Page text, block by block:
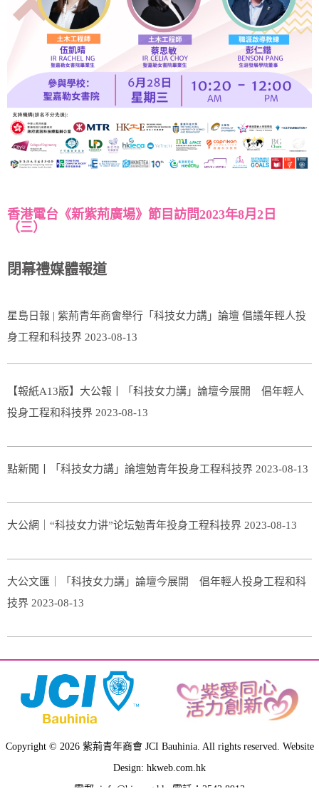
香港電台《新紫荊廣場》節目訪問2023年8月2日
（三）
閉幕禮媒體報道
星島日報 | 紫荊青年商會舉行「科技女力講」論壇 倡議年輕人投
身工程和科技界 2023-08-13
【報紙A13版】大公報丨「科技女力講」論壇今展開 倡年輕人
投身工程和科技界 2023-08-13
點新聞丨「科技女力講」論壇勉青年投身工程科技界 2023-08-13
大公網｜“科技女力讲”论坛勉青年投身工程科技界 2023-08-13
大公文匯｜「科技女力講」論壇今展開 倡年輕人投身工程和科
技界 2023-08-13
Copyright © 2026 紫荊青年商會 JCI Bauhinia. All rights reserved. Website
Design: hkweb.com.hk
電郵: info@bjc.org.hk
, 電話：2543 8913